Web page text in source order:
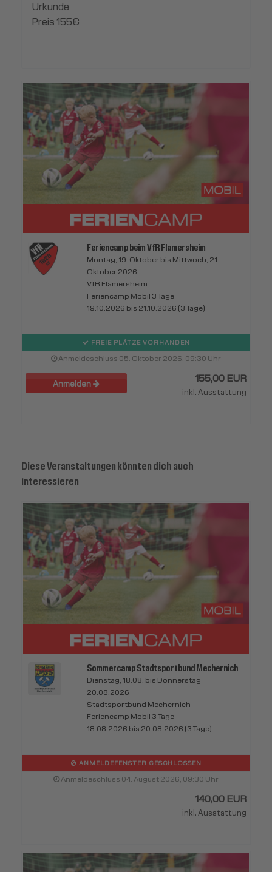
Urkunde
Preis 155€
Feriencamp beim VfR Flamersheim
Montag, 19. Oktober bis Mittwoch, 21.
Oktober 2026
VfR Flamersheim
Feriencamp Mobil 3 Tage
19.10.2026 bis 21.10.2026 (3 Tage)
FREIE PLÄTZE VORHANDEN
Anmeldeschluss 05. Oktober 2026, 09:30 Uhr
Anmelden 155,00 EUR
inkl. Ausstattung
Diese Veranstaltungen könnten dich auch
interessieren
Sommercamp Stadtsportbund Mechernich
Dienstag, 18.08. bis Donnerstag
20.08.2026
Stadtsportbund Mechernich
Feriencamp Mobil 3 Tage
18.08.2026 bis 20.08.2026 (3 Tage)
ANMELDEFENSTER GESCHLOSSEN
Anmeldeschluss 04. August 2026, 09:30 Uhr
140,00 EUR
inkl. Ausstattung